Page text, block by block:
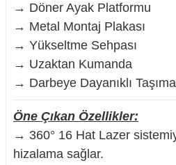
Ucu
ve Lehim Teli
→ Döner Ayak Platformu
→ Metal Montaj Plakası
→ Yükseltme Sehpası
→ Uzaktan Kumanda
→ Darbeye Dayanıklı
Öne Çıkan Özellikler:
→ 360° 16 Hat Lazer
hizalama sağlar.